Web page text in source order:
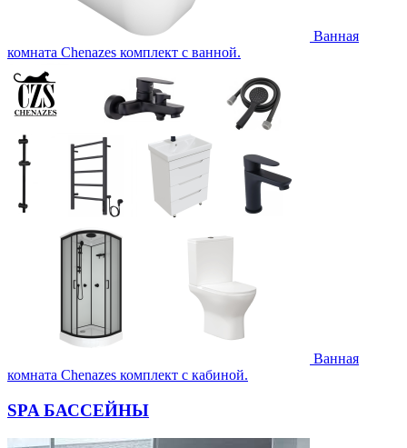
Ванная
комната Chenazes комплект с ванной.
Ванная
комната Chenazes комплект с кабиной.
SPA БАССЕЙНЫ